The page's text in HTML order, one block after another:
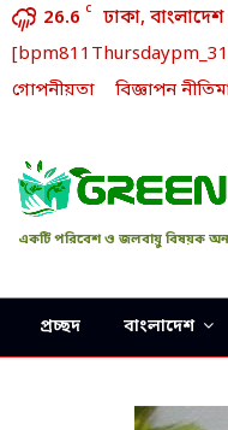
26.6 C
ঢাকা, বাংলাদেশ
গোপনীয়তা বিজ্ঞাপন
একটি পরিবেশ ও জলবায়ু বিষয়ক
প্রচ্ছদ বাংলাদেশ